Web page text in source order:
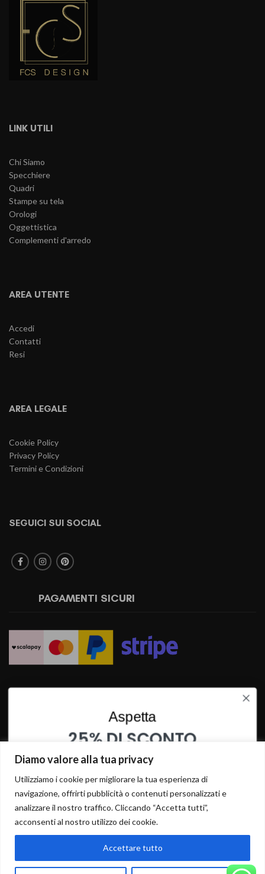
Diamo valore alla tua privacy
Utilizziamo i cookie per migliorare la tua esperienza di
navigazione, offrirti pubblicità o contenuti personalizzati e
analizzare il nostro traffico. Cliccando “Accetta tutti”,
acconsenti al nostro utilizzo dei cookie.
Accettare tutto
LINK UTILI
Chi Siamo
Specchiere
Quadri
Stampe su tela
Orologi
Oggettistica
Complementi d'arredo
AREA UTENTE
Accedi
Contatti
Resi
AREA LEGALE
Cookie Policy
Privacy Policy
Termini e Condizioni
SEGUICI SUI SOCIAL
PAGAMENTI SICURI
Aspetta
25% DI SCONTO
SU QUESTO PRODOTTO
INSERISCI I TUOI DATI PER OTTENERE LO SCONTO
ISCRIVITI